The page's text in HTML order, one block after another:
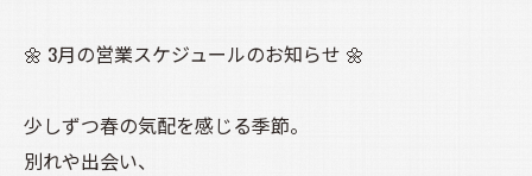
🌼 3月の営業スケジュールのお知らせ 🌼
少しずつ春の気配を感じる季節。
別れや出会い、